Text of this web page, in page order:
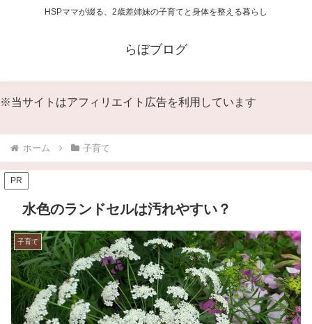
HSPママが綴る、2歳差姉妹の子育てと身体を整える暮らし
らぼブログ
※当サイトはアフィリエイト広告を利用しています
ホーム 子育て
PR
水色のランドセルは汚れやすい？
子育て